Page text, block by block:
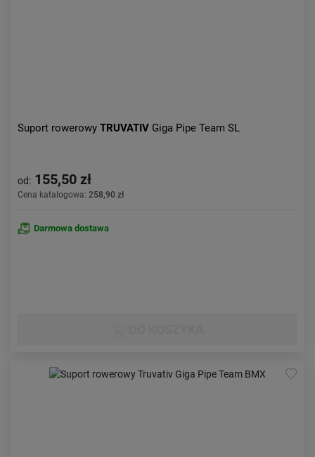
Suport rowerowy TRUVATIV Giga Pipe Team SL
od: 155,50 zł
Cena katalogowa: 258,90 zł
Darmowa dostawa